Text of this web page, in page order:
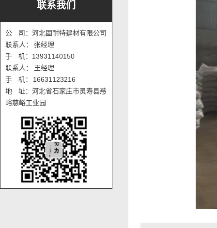
联系我们
公 司：河北固耐特建材有限公司
联系人： 张经理
手 机：13931140150
联系人： 王经理
手 机： 16631123216
地 址：河北省石家庄市灵寿县慈
峪慈峪工业园